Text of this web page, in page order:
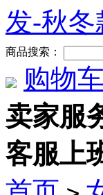
发-秋冬
商品搜索：
购物
卖家服
客服上